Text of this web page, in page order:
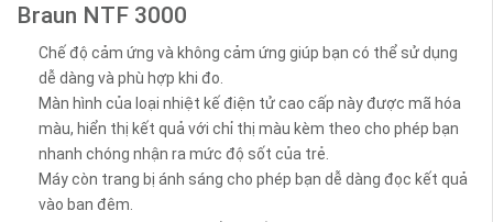
Braun NTF 3000
Chế độ cảm ứng và không cảm ứng giúp bạn có thể sử dụng
dễ dàng và phù hợp khi đo.
Màn hình của loại nhiệt kế điện tử cao cấp này được mã hóa
màu, hiển thị kết quả với chỉ thị màu kèm theo cho phép bạn
nhanh chóng nhận ra mức độ sốt của trẻ.
Máy còn trang bị ánh sáng cho phép bạn dễ dàng đọc kết quả
vào ban đêm.